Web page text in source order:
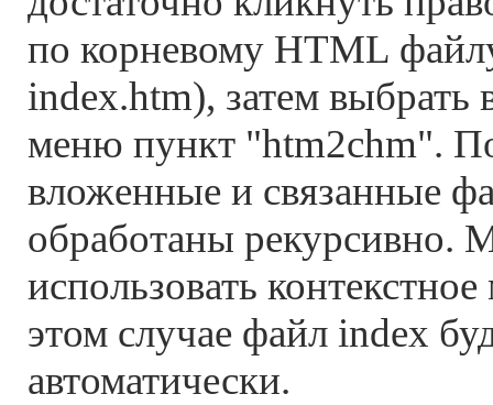
по корневому HTML
index.htm), затем выбрать
меню пункт "htm2chm".
вложенные и связанные
обработаны рекурсивно.
использовать
этом случае файл index
автоматически.